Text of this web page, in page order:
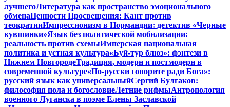
лучшегоЛитература как пространство эмоционального
обменаЦенности Просвещения: Кант против
теократииИмпрессионизм в Нормандии: детектив «Черные
кувшинки»Язык без политической мобилизации:
реальность против схемыИмперская национальная
политика и устная культура«Буй-тур блюз»: фэнтези в
Нижнем НовгородеТрадиция, модерн и постмодерн в
современной культуре«По-русски говорите ради Бога»:
русский язык как универсальныйСергий Булгаков:
философия пола и богословиеЛетние рифмыАнтропология
военного Луганска в поэме Елены Заславской